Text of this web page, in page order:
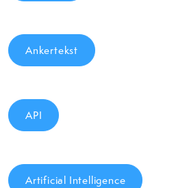
Ankertekst
API
Artificial Intelligence